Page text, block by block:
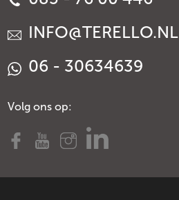
INFO@TERELLO.NL
06 - 30634639
Volg ons op: